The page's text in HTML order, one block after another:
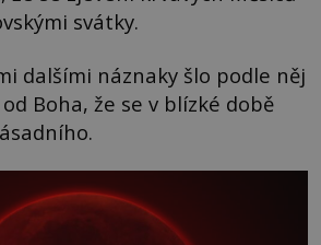
svátky.
dalšími náznaky šlo podle něj
Boha, že se v blízké době